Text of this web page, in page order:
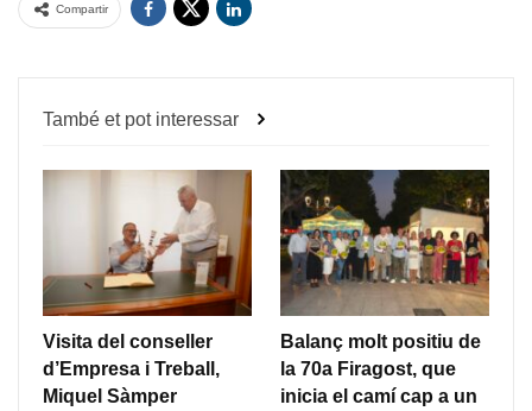
Compartir
També et pot interessar
Visita del conseller
d’Empresa i Treball,
Miquel Sàmper
Balanç molt positiu de
la 70a Firagost, que
inicia el camí cap a un